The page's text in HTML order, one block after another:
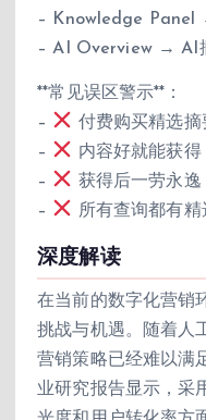
– Knowledge Panel
– AI Overview → AI
**常见误区警示**：
–
付费购买精选摘
–
内容好就能获得
–
获得后一劳永逸
–
所有查询都有精
深度解读
在当前的数字化营销
挑战与机遇。随着人
营销策略已经难以满
业研究报告显示，采